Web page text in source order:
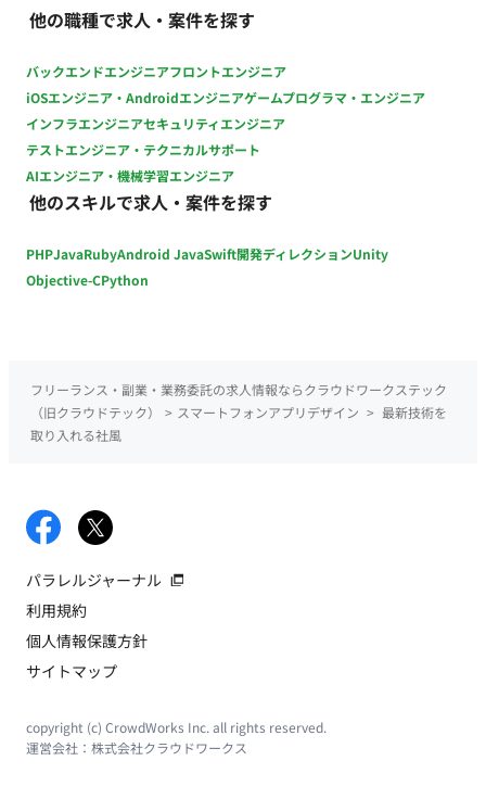
環境 プログラミング言語 ・該当なし インフラ ・該当なし ■働
き方 ・稼働量：週5日 ・リモート稼働：一部リモート（週3日出
他の職種で求人・案件を探す
バックエンドエンジニアフロントエンジニア
iOSエンジニア・Androidエンジニアゲームプログラマ・エンジニア
インフラエンジニアセキュリティエンジニア
テストエンジニア・テクニカルサポート
AIエンジニア・機械学習エンジニア
他のスキルで求人・案件を探す
PHPJavaRubyAndroid JavaSwift開発ディレクションUnity
Objective-CPython
フリーランス・副業・業務委託の求人情報ならクラウドワークステック
（旧クラウドテック）
> スマートフォンアプリデザイン > 最新技術を
取り入れる社風
パラレルジャーナル
利用規約
個人情報保護方針
サイトマップ
copyright (c) CrowdWorks Inc. all rights reserved.
運営会社： 株式会社クラウドワークス